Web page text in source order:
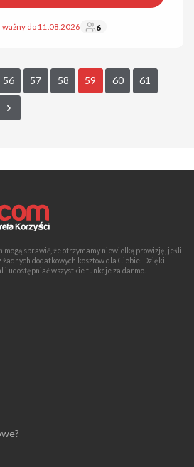
ważny do 11.08.2026 6
56 57 58 59 60 61
mogą sprawić, że otrzymamy niewielką prowizję, jeśli
dodatkowych kosztów dla Ciebie. Dzięki
i udostępniać wszystkie funkcje za darmo.